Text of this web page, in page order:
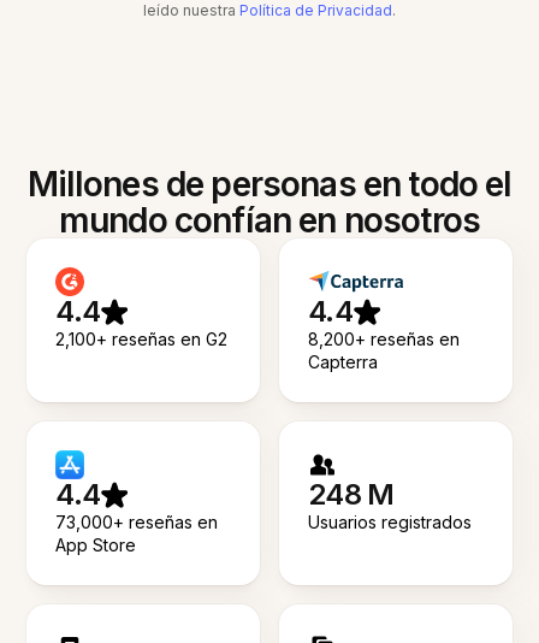
leído nuestra Política de Privacidad.
Millones de personas en todo el
mundo confían en nosotros
4.4
2,100+ reseñas en G2
4.4
8,200+ reseñas en
Capterra
4.4
73,000+ reseñas en
App Store
248 M
Usuarios registrados